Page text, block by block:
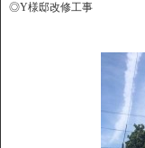
◎Y様邸改修工事